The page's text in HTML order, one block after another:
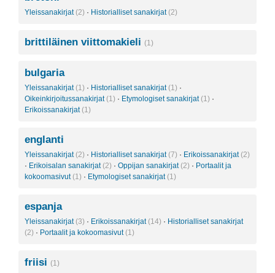
Yleissanakirjat (2) · Historialliset sanakirjat (2)
brittiläinen viittomakieli (1)
bulgaria
Yleissanakirjat (1) · Historialliset sanakirjat (1) ·
Oikeinkirjoitussanakirjat (1) · Etymologiset sanakirjat (1) ·
Erikoissanakirjat (1)
englanti
Yleissanakirjat (2) · Historialliset sanakirjat (7) · Erikoissanakirjat (2)
· Erikoisalan sanakirjat (2) · Oppijan sanakirjat (2) · Portaalit ja
kokoomasivut (1) · Etymologiset sanakirjat (1)
espanja
Yleissanakirjat (3) · Erikoissanakirjat (14) · Historialliset sanakirjat
(2) · Portaalit ja kokoomasivut (1)
friisi (1)